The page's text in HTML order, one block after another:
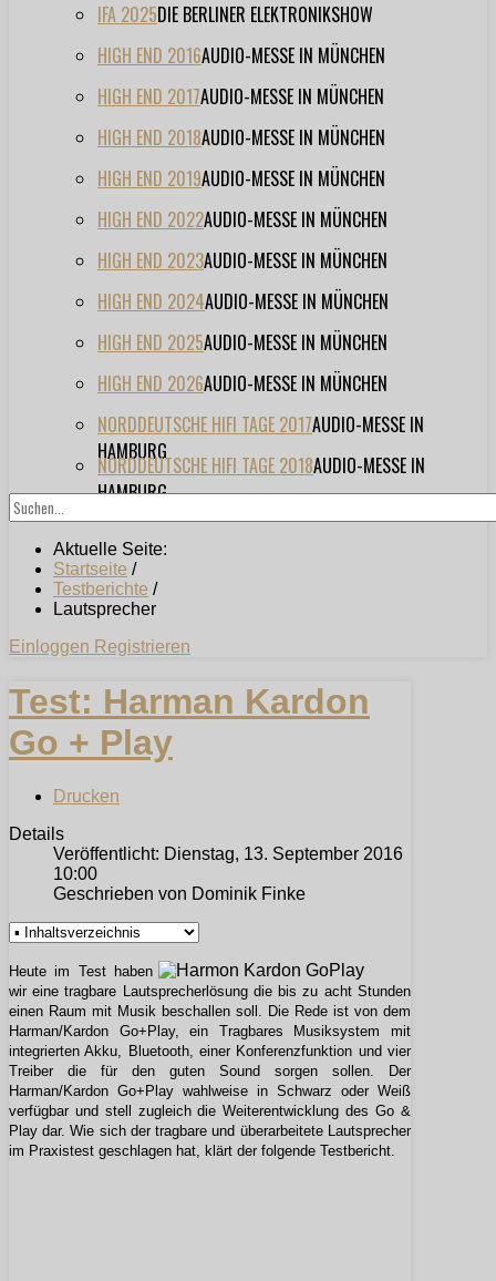
IFA 2025DIE BERLINER ELEKTRONIKSHOW
HIGH END 2016AUDIO-MESSE IN MÜNCHEN
HIGH END 2017AUDIO-MESSE IN MÜNCHEN
HIGH END 2018AUDIO-MESSE IN MÜNCHEN
HIGH END 2019AUDIO-MESSE IN MÜNCHEN
HIGH END 2022AUDIO-MESSE IN MÜNCHEN
HIGH END 2023AUDIO-MESSE IN MÜNCHEN
HIGH END 2024AUDIO-MESSE IN MÜNCHEN
HIGH END 2025AUDIO-MESSE IN MÜNCHEN
HIGH END 2026AUDIO-MESSE IN MÜNCHEN
NORDDEUTSCHE HIFI TAGE 2017AUDIO-MESSE IN
HAMBURG
NORDDEUTSCHE HIFI TAGE 2018AUDIO-MESSE IN
HAMBURG
Aktuelle Seite:
Startseite /
Testberichte /
Lautsprecher
Einloggen Registrieren
Test: Harman Kardon
Go + Play
Drucken
Details
Veröffentlicht: Dienstag, 13. September 2016
10:00
Geschrieben von Dominik Finke
Heute im Test haben
wir eine tragbare Lautsprecherlösung die bis zu acht Stunden
einen Raum mit Musik beschallen soll. Die Rede ist von dem
Harman/Kardon Go+Play, ein Tragbares Musiksystem mit
integrierten Akku, Bluetooth, einer Konferenzfunktion und vier
Treiber die für den guten Sound sorgen sollen. Der
Harman/Kardon Go+Play wahlweise in Schwarz oder Weiß
verfügbar und stell zugleich die Weiterentwicklung des Go &
Play dar. Wie sich der tragbare und überarbeitete Lautsprecher
im Praxistest geschlagen hat, klärt der folgende Testbericht.